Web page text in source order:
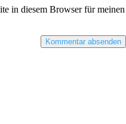
in diesem Browser für meinen